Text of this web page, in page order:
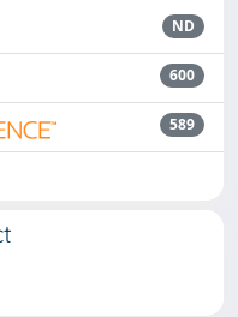
ND
600
589